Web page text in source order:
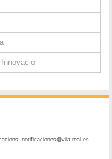
notificaciones@vila-real.es